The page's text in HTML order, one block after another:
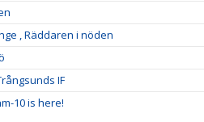
, Räddaren i nöden
IF
10 is here!